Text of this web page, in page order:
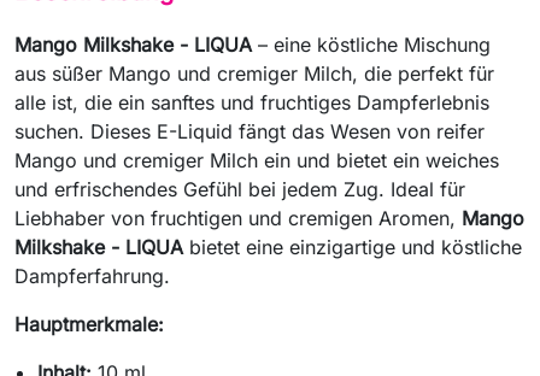
Mango Milkshake - LIQUA – eine köstliche Mischung
aus süßer Mango und cremiger Milch, die perfekt für
alle ist, die ein sanftes und fruchtiges Dampferlebnis
suchen. Dieses E-Liquid fängt das Wesen von reifer
Mango und cremiger Milch ein und bietet ein weiches
und erfrischendes Gefühl bei jedem Zug. Ideal für
Liebhaber von fruchtigen und cremigen Aromen, Mango
Milkshake - LIQUA bietet eine einzigartige und köstliche
Dampferfahrung.
Hauptmerkmale: